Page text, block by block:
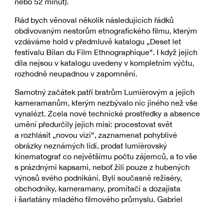
Rád bych věnoval několik následujících řádků
obdivovaným nestorům etnografického filmu, kterým
vzdáváme hold v předmluvě katalogu „Deset let
festivalu Bilan du Film Ethnographique“. I když jejich
díla nejsou v katalogu uvedeny v kompletním výčtu,
rozhodně neupadnou v zapomnění.
Samotný začátek patří bratrům Lumièrovým a jejich
kameramanům, kterým nezbývalo nic jiného než vše
vynalézt. Zcela nové technické prostředky a absence
umění předurčily jejich misi: procestovat svět
a rozhlásit „novou vizi“, zaznamenat pohyblivé
obrázky neznámých lidí, prodat lumièrovský
kinematograf co největšímu počtu zájemců, a to vše
s prázdnými kapsami, neboť žili pouze z hubených
výnosů svého podnikání. Byli současně režiséry,
obchodníky, kameramany, promítači a dozajista
i šarlatány mladého filmového průmyslu. Gabriel